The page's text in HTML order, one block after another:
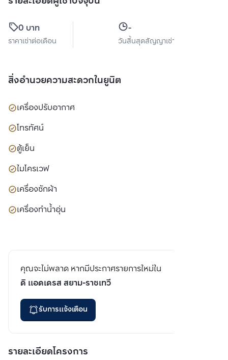
0 บาท
ราคาเช่าต่อเดือน
-
วันสิ้นสุดสัญญาเช่า
สิ่งอำนวยความสะดวกในยูนิต
เครื่องปรับอากาศ
โทรทัศน์
ตู้เย็น
ไมโครเวฟ
เครื่องซักผ้า
เครื่องทำน้ำอุ่น
คุณจะไม่พลาด หากมีประกาศรายการใหม่ใน
ดิ แอดเดรส สยาม-ราชเทวี
รับการแจ้งเตือน
รายละเอียดโครงการ